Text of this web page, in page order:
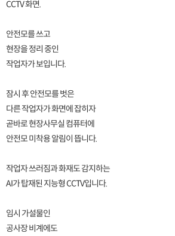
CCTV 화면.
안전모를 쓰고
현장을 정리 중인
작업자가 보입니다.
잠시 후 안전모를 벗은
다른 작업자가 화면에 잡히자
곧바로 현장사무실 컴퓨터에
안전모 미착용 알림이 뜹니다.
작업자 쓰러짐과 화재도 감지하는
AI가 탑재된 지능형 CCTV입니다.
임시 가설물인
공사장 비계에도